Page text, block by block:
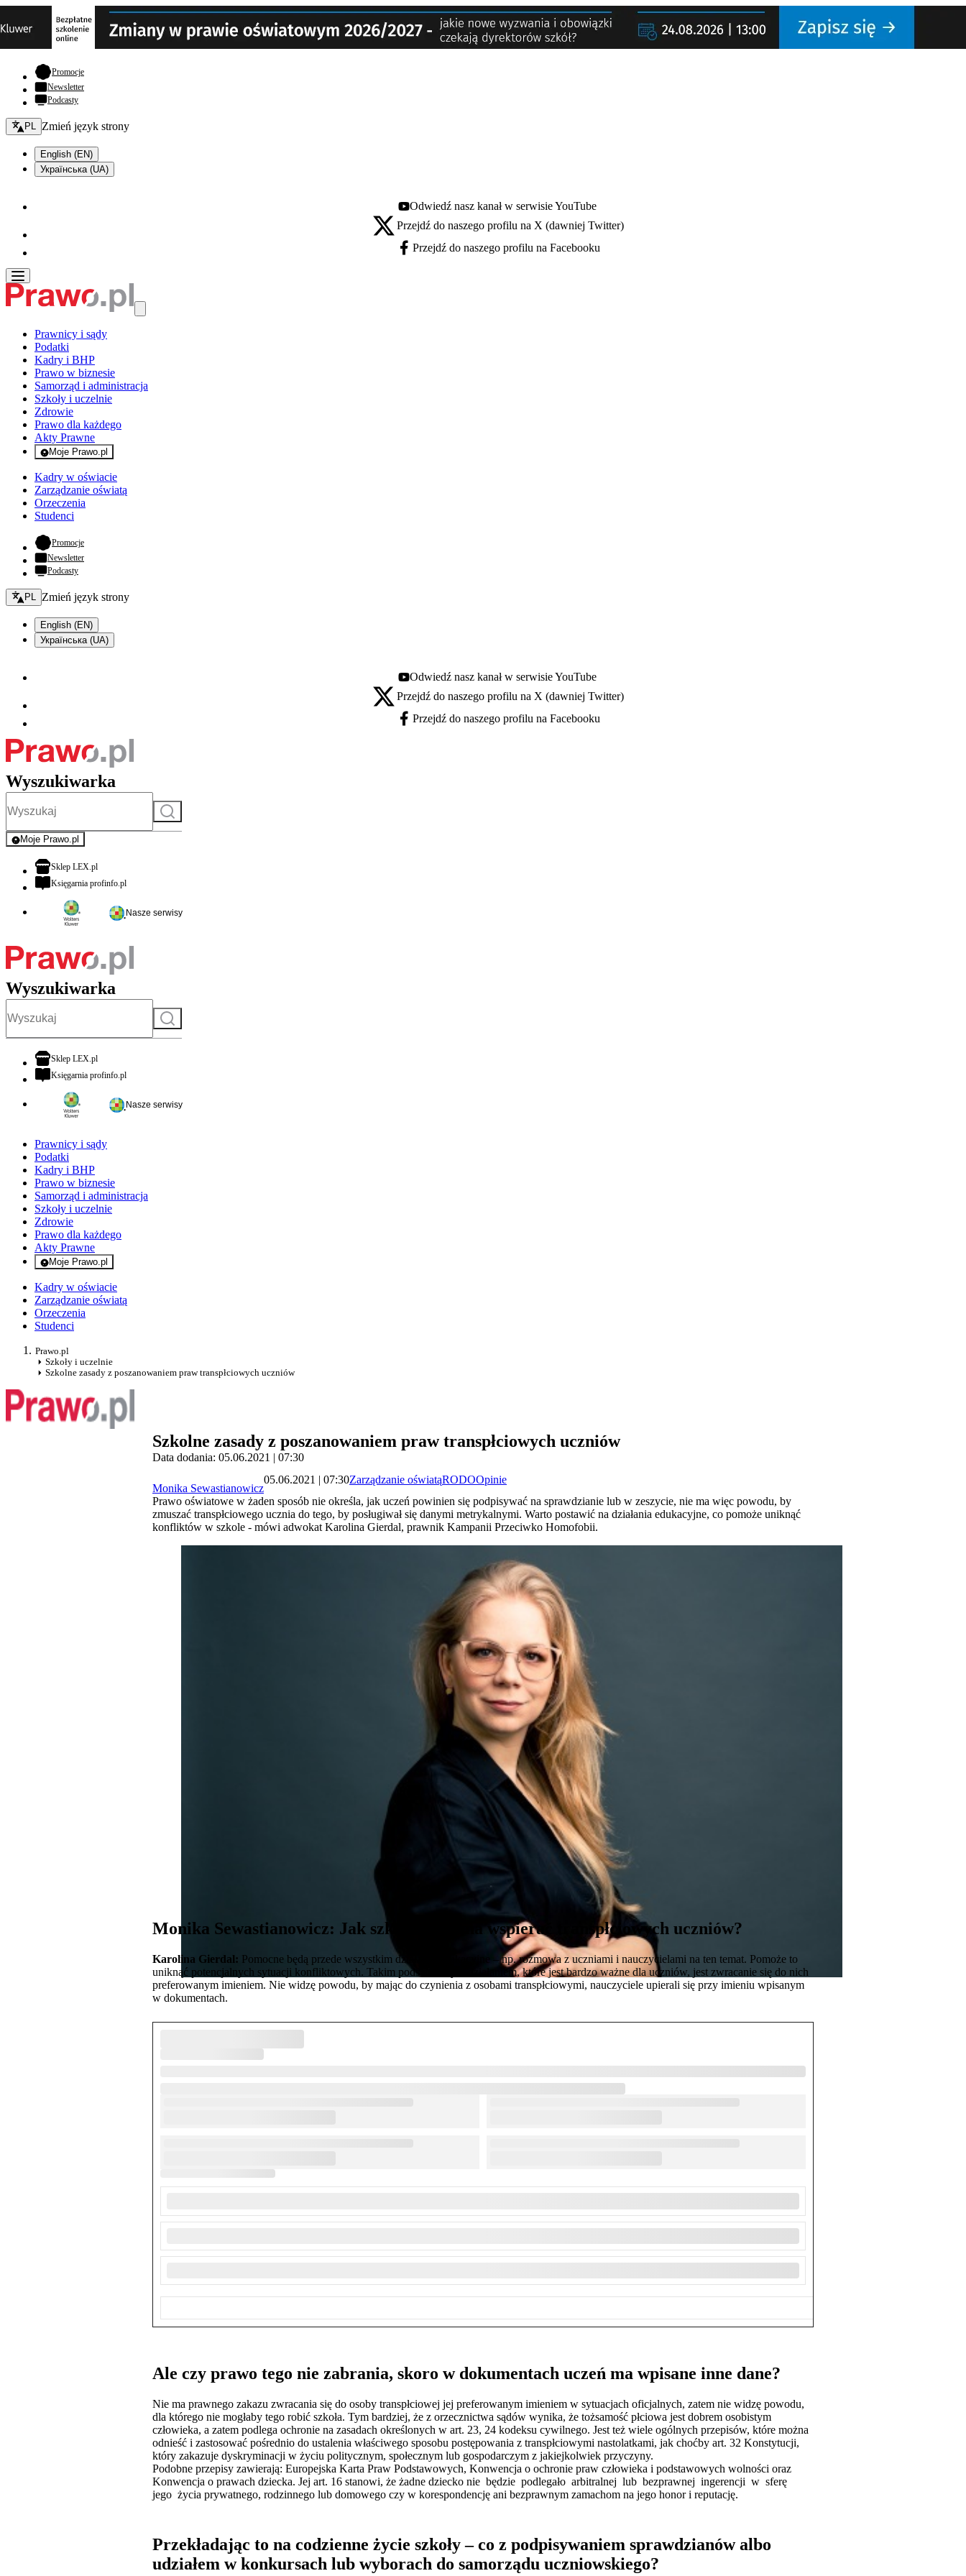
Promocje- otwiera się w nowej karcie
Newsletter
Podcasty
Zmień język - bieżący:
PL Zmień język strony
English (EN)
Українська (UA)
Youtube - otwiera się w nowej karcie
Odwiedź nasz kanał w serwisie YouTube
X - otwiera się w nowej karcie
Przejdź do naszego profilu na X (dawniej Twitter)
Facebook - otwiera się w nowej karcie
Przejdź do naszego profilu na Facebooku
Prawnicy i sądy
Podatki
Kadry i BHP
Prawo w biznesie
Samorząd i administracja
Szkoły i uczelnie
Zdrowie
Prawo dla każdego
Akty Prawne
Moje Prawo.pl
- rejestracja i logowanie do serwisu
Kadry w oświacie
Zarządzanie oświatą
Orzeczenia
Studenci
Promocje- otwiera się w nowej karcie
Newsletter
Podcasty
Zmień język - bieżący:
PL Zmień język strony
English (EN)
Українська (UA)
Youtube - otwiera się w nowej karcie
Odwiedź nasz kanał w serwisie YouTube
X - otwiera się w nowej karcie
Przejdź do naszego profilu na X (dawniej Twitter)
Facebook - otwiera się w nowej karcie
Przejdź do naszego profilu na Facebooku
Wyszukiwarka
Szukaj
Moje Prawo.pl
- rejestracja i logowanie do serwisu
Sklep LEX.plotwiera się w nowej karcie
Księgarnia profinfo.plotwiera się w nowej karcie
Nasze serwisy
Wyszukiwarka
Szukaj
Sklep LEX.plotwiera się w nowej karcie
Księgarnia profinfo.plotwiera się w nowej karcie
Nasze serwisy
Prawnicy i sądy
Podatki
Kadry i BHP
Prawo w biznesie
Samorząd i administracja
Szkoły i uczelnie
Zdrowie
Prawo dla każdego
Akty Prawne
Moje Prawo.pl
- rejestracja i logowanie do serwisu
Kadry w oświacie
Zarządzanie oświatą
Orzeczenia
Studenci
Prawo.pl
Szkoły i uczelnie
Szkolne zasady z poszanowaniem praw transpłciowych uczniów
Szkolne zasady z poszanowaniem praw transpłciowych uczniów
Data dodania: 05.06.2021 | 07:30
Monika Sewastianowicz
05.06.2021 | 07:30Zarządzanie oświatąRODOOpinie
Prawo oświatowe w żaden sposób nie określa, jak uczeń powinien się podpisywać na sprawdzianie lub w zeszycie, nie ma więc powodu, by
zmuszać transpłciowego ucznia do tego, by posługiwał się danymi metrykalnymi. Warto postawić na działania edukacyjne, co pomoże uniknąć
konfliktów w szkole - mówi adwokat Karolina Gierdal, prawnik Kampanii Przeciwko Homofobii.
Monika Sewastianowicz: Jak szkoła powinna wspierać transpłciowych uczniów?
Karolina Gierdal: Pomocne będą przede wszystkim działania edukacyjne – np. rozmowa z uczniami i nauczycielami na ten temat. Pomoże to
uniknąć potencjalnych sytuacji konfliktowych. Takim podstawowym działaniem, które jest bardzo ważne dla uczniów, jest zwracanie się do nich
preferowanym imieniem. Nie widzę powodu, by mając do czynienia z osobami transpłciowymi, nauczyciele upierali się przy imieniu wpisanym
w dokumentach.
Ale czy prawo tego nie zabrania, skoro w dokumentach uczeń ma wpisane inne dane?
Nie ma prawnego zakazu zwracania się do osoby transpłciowej jej preferowanym imieniem w sytuacjach oficjalnych, zatem nie widzę powodu,
dla którego nie mogłaby tego robić szkoła. Tym bardziej, że z orzecznictwa sądów wynika, że tożsamość płciowa jest dobrem osobistym
człowieka, a zatem podlega ochronie na zasadach określonych w art. 23, 24 kodeksu cywilnego. Jest też wiele ogólnych przepisów, które można
odnieść i zastosować pośrednio do ustalenia właściwego sposobu postępowania z transpłciowymi nastolatkami, jak choćby art. 32 Konstytucji,
który zakazuje dyskryminacji w życiu politycznym, społecznym lub gospodarczym z jakiejkolwiek przyczyny.
Podobne przepisy zawierają: Europejska Karta Praw Podstawowych, Konwencja o ochronie praw człowieka i podstawowych wolności oraz
Konwencja o prawach dziecka. Jej art. 16 stanowi, że żadne dziecko nie będzie podlegało arbitralnej lub bezprawnej ingerencji w sferę
jego życia prywatnego, rodzinnego lub domowego czy w korespondencję ani bezprawnym zamachom na jego honor i reputację.
Przekładając to na codzienne życie szkoły – co z podpisywaniem sprawdzianów albo
udziałem w konkursach lub wyborach do samorządu uczniowskiego?